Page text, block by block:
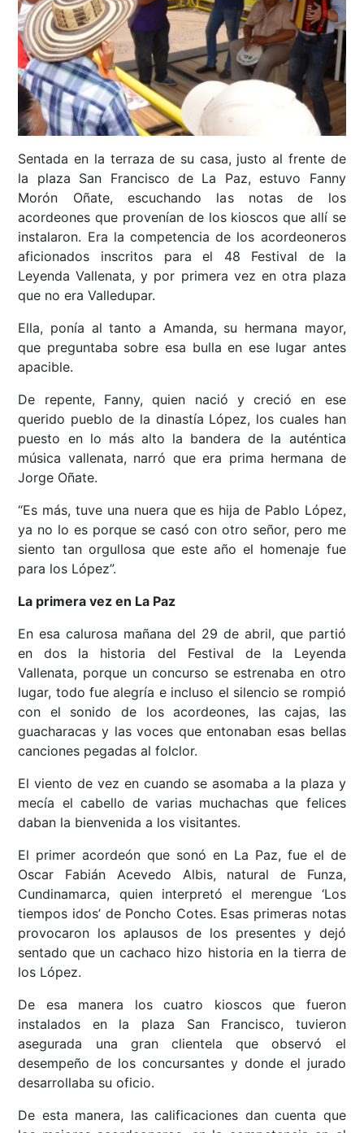
Sentada en la terraza de su casa, justo al frente de
la plaza San Francisco de La Paz, estuvo Fanny
Morón Oñate, escuchando las notas de los
acordeones que provenían de los kioscos que allí se
instalaron. Era la competencia de los acordeoneros
aficionados inscritos para el 48 Festival de la
Leyenda Vallenata, y por primera vez en otra plaza
que no era Valledupar.
Ella, ponía al tanto a Amanda, su hermana mayor,
que preguntaba sobre esa bulla en ese lugar antes
apacible.
De repente, Fanny, quien nació y creció en ese
querido pueblo de la dinastía López, los cuales han
puesto en lo más alto la bandera de la auténtica
música vallenata, narró que era prima hermana de
Jorge Oñate.
“Es más, tuve una nuera que es hija de Pablo López,
ya no lo es porque se casó con otro señor, pero me
siento tan orgullosa que este año el homenaje fue
para los López”.
La primera vez en La Paz
En esa calurosa mañana del 29 de abril, que partió
en dos la historia del Festival de la Leyenda
Vallenata, porque un concurso se estrenaba en otro
lugar, todo fue alegría e incluso el silencio se rompió
con el sonido de los acordeones, las cajas, las
guacharacas y las voces que entonaban esas bellas
canciones pegadas al folclor.
El viento de vez en cuando se asomaba a la plaza y
mecía el cabello de varias muchachas que felices
daban la bienvenida a los visitantes.
El primer acordeón que sonó en La Paz, fue el de
Oscar Fabián Acevedo Albis, natural de Funza,
Cundinamarca, quien interpretó el merengue ‘Los
tiempos idos’ de Poncho Cotes. Esas primeras notas
provocaron los aplausos de los presentes y dejó
sentado que un cachaco hizo historia en la tierra de
los López.
De esa manera los cuatro kioscos que fueron
instalados en la plaza San Francisco, tuvieron
asegurada una gran clientela que observó el
desempeño de los concursantes y donde el jurado
desarrollaba su oficio.
De esta manera, las calificaciones dan cuenta que